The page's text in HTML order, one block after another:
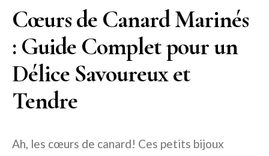
Cœurs de Canard Marinés
: Guide Complet pour un
Délice Savoureux et
Tendre
Ah, les cœurs de canard! Ces petits bijoux